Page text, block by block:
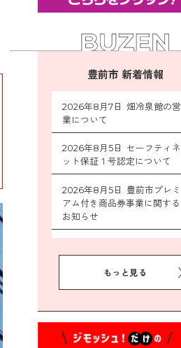
豊前市 新着情報
2026年8月7日 畑冷泉館の営
業について
2026年8月5日 セーフティネ
ット保証１号認定について
2026年8月5日 豊前市プレミ
アム付き商品券事業に関する
お知らせ
ン作戦参加者募集
対抗「福岡駅伝」出場選手募
もっと見る